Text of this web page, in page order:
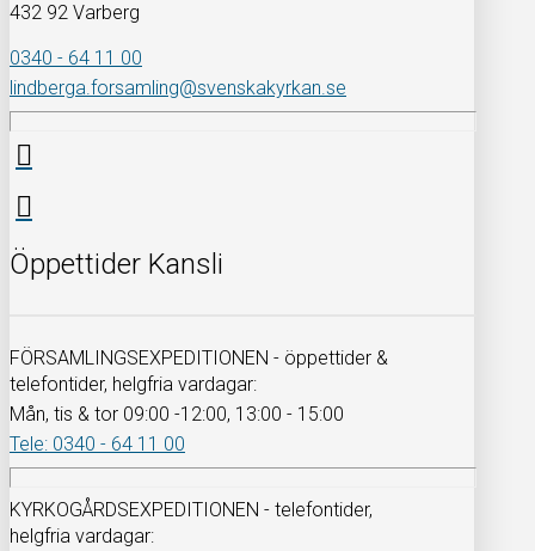
432 92 Varberg
0340 - 64 11 00
lindberga.forsamling@svenskakyrkan.se
Öppettider Kansli
FÖRSAMLINGSEXPEDITIONEN - öppettider &
telefontider, helgfria vardagar:
Mån, tis & tor 09:00 -12:00, 13:00 - 15:00
Tele: 0340 - 64 11 00
KYRKOGÅRDSEXPEDITIONEN - telefontider,
helgfria vardagar: